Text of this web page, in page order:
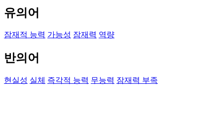
유의어
잠재적 능력 가능성 잠재력 역량
반의어
현실성 실체 즉각적 능력 무능력 잠재력 부족